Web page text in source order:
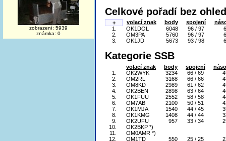
zobrazení: 5939
známka: 0
Celkové pořadí bez
+ volací znak body spojení
1.
OK1DOL 6048 96 / 97
2.
OM3PA 5760 96 / 97
3.
OK1JD 5673 93 / 98
Kategorie SSB
volací znak body spojení
1.
OK2WYK 3234 66 / 69
2.
OM2RL 3168 66 / 66
3.
OM8KD 2989 61 / 62
4.
OK2BEN 2898 63 / 64
5.
OK1FUU 2552 58 / 58
6.
OM7AB 2100 50 / 51
7.
OK1MJA 1540 44 / 45
8.
OK1KMG 1408 44 / 44
9.
OK2UFU 957 33 / 34
10.
OK2BKP *)
11.
OM0AMR *)
12.
OM1TD 550 25 / 25